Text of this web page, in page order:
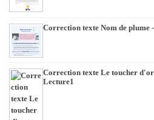
Correction texte Nom de plume
Correction texte Le toucher d'or
Lecture1